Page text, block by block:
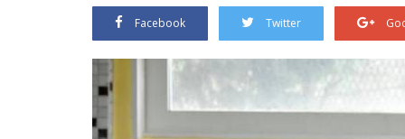
Facebook Twitter